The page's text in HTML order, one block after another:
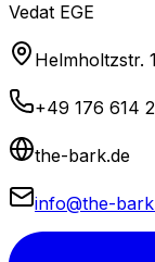
Vedat EGE
Helmholtzstr.
+49 176 614
the-bark.de
info@the-